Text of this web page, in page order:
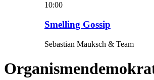
10:00
Smelling Gossip
Sebastian Mauksch & Team